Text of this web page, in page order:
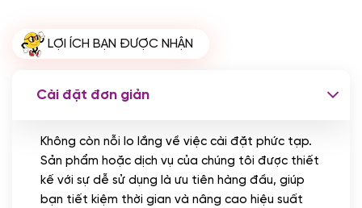
(+200.000 VND)
CÀI ĐẶT PLUGINS
Cài đặt plugin theo yêu cầu
(+100.000 VND)
LỢI ÍCH BẠN ĐƯỢC NHẬN
Cài đặt đơn giản
Không còn nỗi lo lắng về việc cài đặt phức tạp.
Sản phẩm hoặc dịch vụ của chúng tôi được thiết
kế với sự dễ sử dụng là ưu tiên hàng đầu, giúp
bạn tiết kiệm thời gian và nâng cao hiệu suất